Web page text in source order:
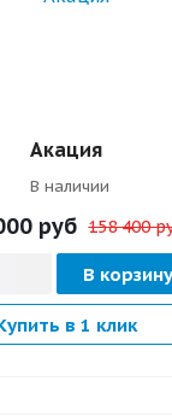
Акация
В наличии
руб 158 400
В корзину
в 1 клик